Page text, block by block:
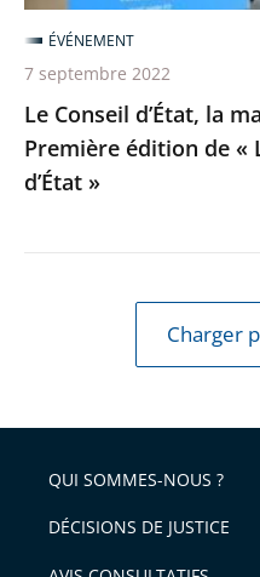
Première
édition
de
«
La
rentrée
Le Conseil d’État, la
Première édition de «
d’État »
ÉVÉNEMENT
7 septembre 2022
Charger
QUI SOMMES-NOUS ?
DÉCISIONS DE JUSTICE